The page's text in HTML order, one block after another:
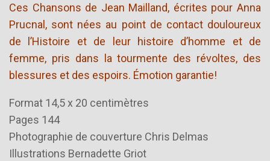
Ces Chansons de Jean Mailland, écrites pour Anna
Prucnal, sont nées au point de contact douloureux
de l’Histoire et de leur histoire d’homme et de
femme, pris dans la tourmente des révoltes, des
blessures et des espoirs. Émotion garantie!
Format 14,5 x 20 centimètres
Pages 144
Photographie de couverture Chris Delmas
Illustrations Bernadette Griot